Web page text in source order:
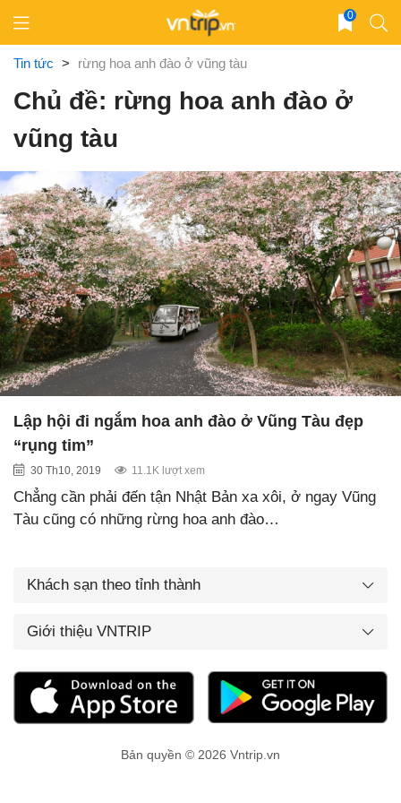
content
0
Tin tức > rừng hoa anh đào ở vũng tàu
Chủ đề: rừng hoa anh đào ở
vũng tàu
Lập hội đi ngắm hoa anh đào ở Vũng Tàu đẹp
“rụng tim”
30 Th10, 2019 11.1K lượt xem
Chẳng cần phải đến tận Nhật Bản xa xôi, ở ngay Vũng
Tàu cũng có những rừng hoa anh đào…
Khách sạn theo tỉnh thành
Giới thiệu VNTRIP
Bản quyền © 2026 Vntrip.vn